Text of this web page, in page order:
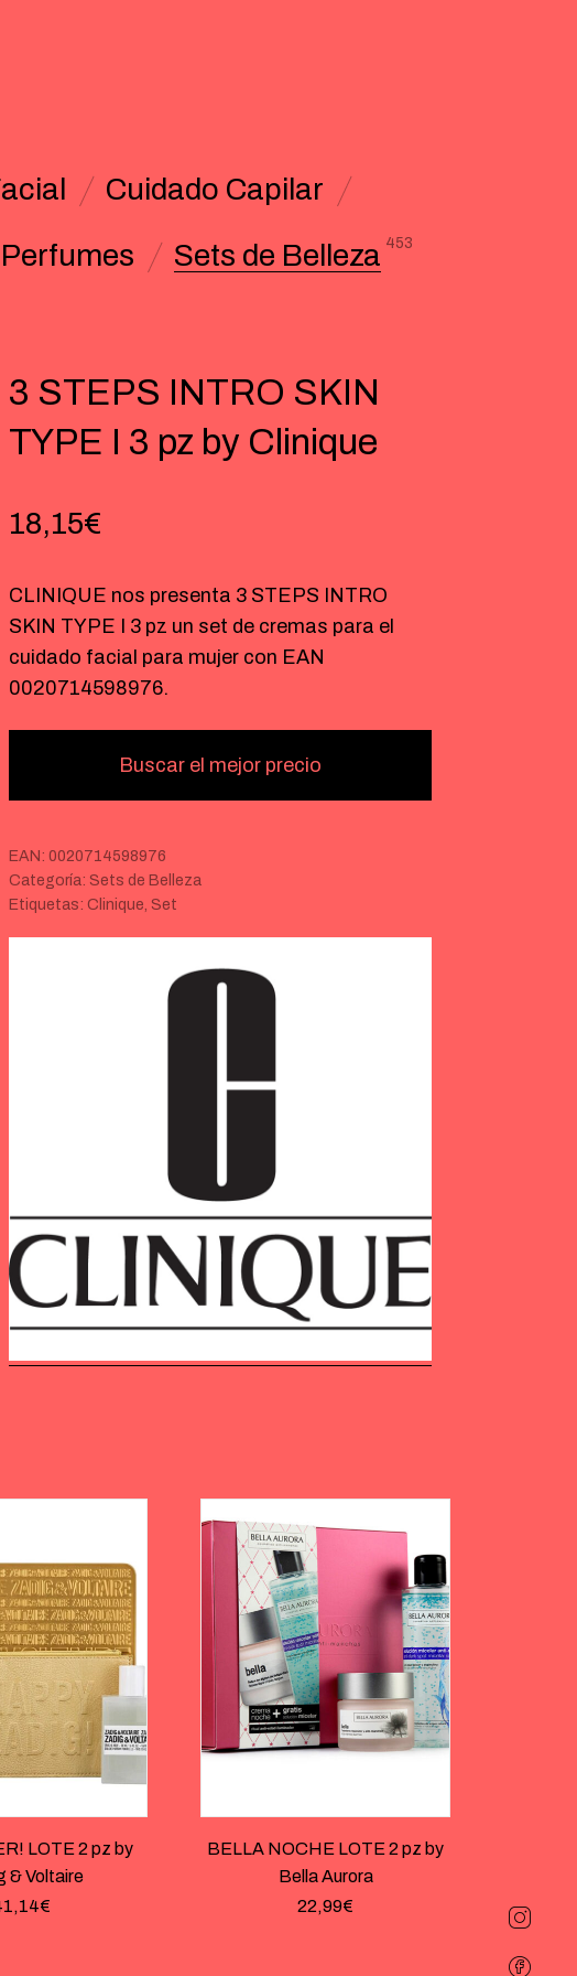
Cuidado Capilar
Perfumes Sets de Belleza 453
3 STEPS INTRO SKIN
TYPE I 3 pz by Clinique
18,15€
CLINIQUE nos presenta 3 STEPS INTRO
SKIN TYPE I 3 pz un set de cremas para el
cuidado facial para mujer con EAN
0020714598976.
Buscar el mejor precio
EAN: 0020714598976
Categoría: Sets de Belleza
Etiquetas: Clinique, Set
LOTE 2 pz by
& Voltaire
€
BELLA NOCHE LOTE 2 pz by
Bella Aurora
22,99€